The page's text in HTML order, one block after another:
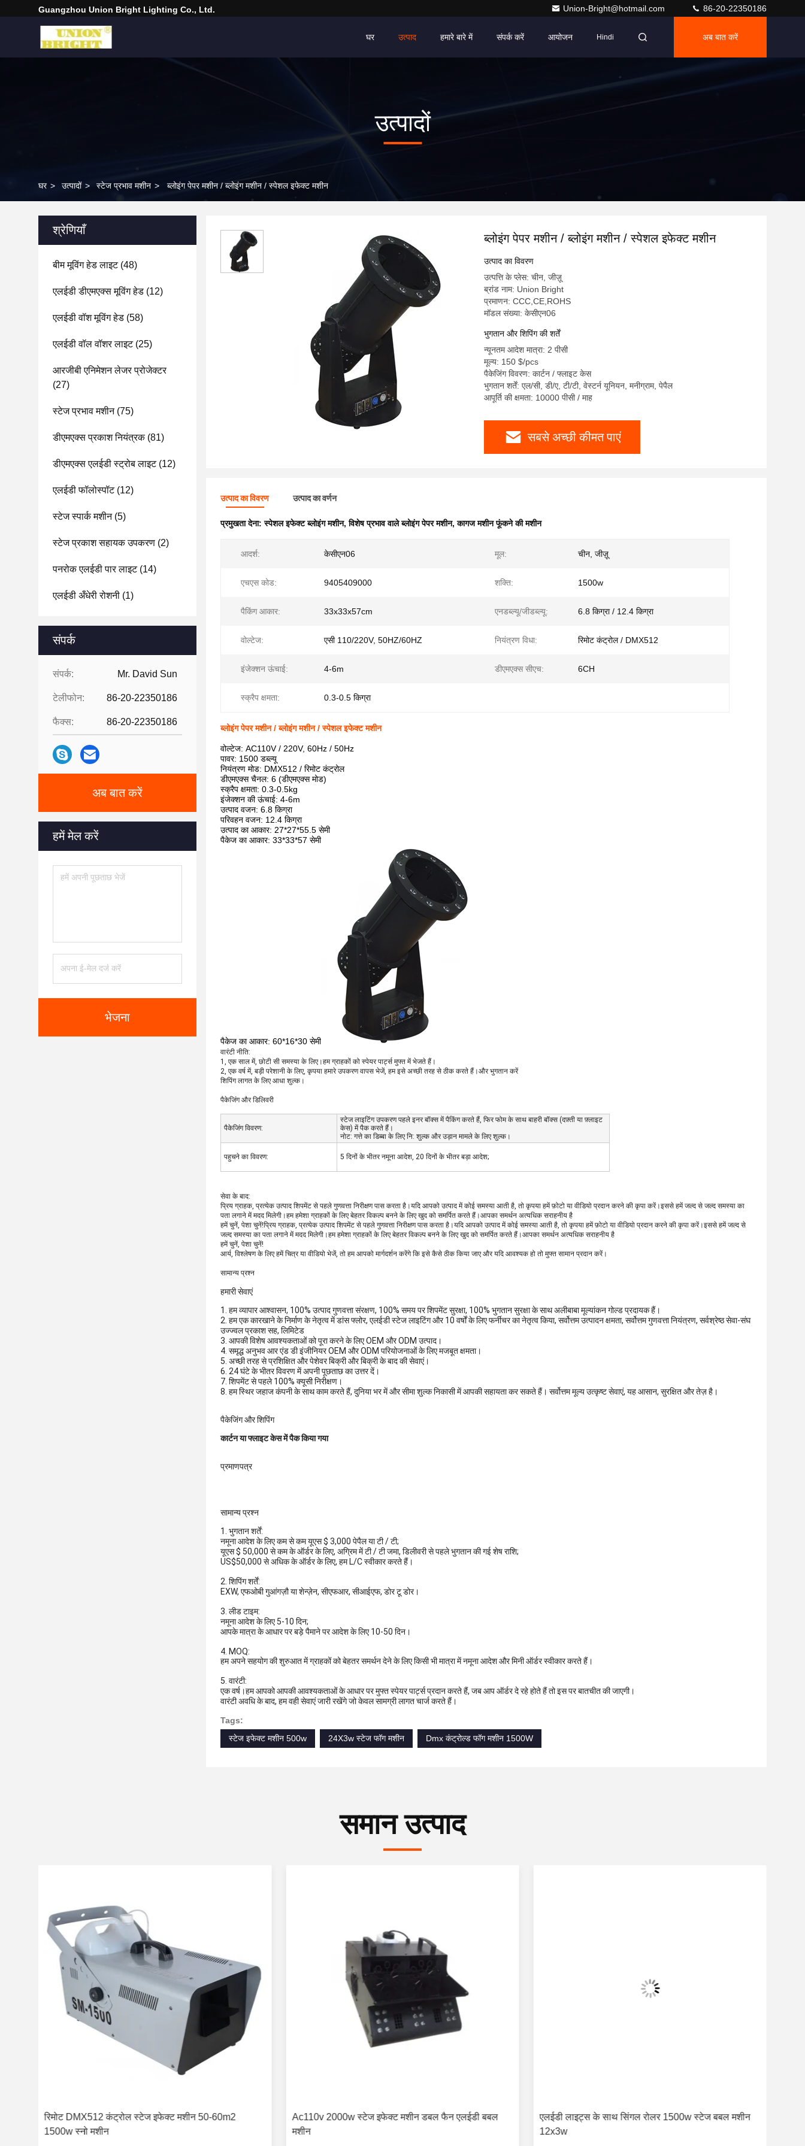
Guangzhou Union Bright Lighting Co., Ltd. Union-Bright@hotmail.com 86-20-22350186
घर उत्पाद हमारे बारे में संपर्क करें आयोजन Hindi अब बात करें
उत्पादों
घर > उत्पादों > स्टेज प्रभाव मशीन > ब्लोइंग पेपर मशीन / ब्लोइंग मशीन / स्पेशल इफेक्ट मशीन
श्रेणियाँ
बीम मूविंग हेड लाइट(48)
एलईडी डीएमएक्स मूविंग हेड (12)
एलईडी वॉश मूविंग हेड (58)
एलईडी वॉल वॉशर लाइट(25)
आरजीबी एनिमेशन लेजर प्रोजेक्टर
(27)
स्टेज प्रभाव मशीन(75)
डीएमएक्स प्रकाश नियंत्रक(81)
डीएमएक्स एलईडी स्ट्रोब लाइट(12)
एलईडी फॉलोस्पॉट(12)
स्टेज स्पार्क मशीन(5)
स्टेज प्रकाश सहायक उपकरण (2)
पनरोक एलईडी पार लाइट(14)
एलईडी अँधेरी रोशनी (1)
संपर्क
संपर्क: Mr. David Sun
टेलीफोन: 86-20-22350186
फैक्स: 86-20-22350186
अब बात करें
हमें मेल करें
भेजना
ब्लोइंग पेपर मशीन / ब्लोइंग मशीन / स्पेशल इफेक्ट मशीन
उत्पाद का विवरण
उत्पत्ति के प्लेस: चीन, जीज़ू
ब्रांड नाम: Union Bright
प्रमाणन: CCC,CE,ROHS
मॉडल संख्या: केसीएन06
भुगतान और शिपिंग की शर्तें
न्यूनतम आदेश मात्रा: 2 पीसी
मूल्य: 150 $/pcs
पैकेजिंग विवरण: कार्टन / फ्लाइट केस
भुगतान शर्तें: एल/सी, डी/ए, टी/टी, वेस्टर्न यूनियन, मनीग्राम, पेपैल
आपूर्ति की क्षमता: 10000 पीसी / माह
सबसे अच्छी कीमत पाएं
उत्पाद का विवरण उत्पाद का वर्णन
प्रमुखता देना:स्पेशल इफेक्ट ब्लोइंग मशीन,विशेष प्रभाव वाले ब्लोइंग पेपर मशीन,कागज मशीन फूंकने की मशीन
आदर्श: केसीएन06 मूल: चीन, जीज़ू
एचएस कोड: 9405409000 शक्ति: 1500w
पैकिंग आकार: 33x33x57cm एनडब्ल्यू/जीडब्ल्यू: 6.8 किग्रा / 12.4 किग्रा
वोल्टेज: एसी 110/220V, 50HZ/60HZ नियंत्रण विधा: रिमोट कंट्रोल / DMX512
इंजेक्शन ऊंचाई: 4-6m डीएमएक्स सीएच: 6CH
स्क्रैप क्षमता: 0.3-0.5 किग्रा
ब्लोइंग पेपर मशीन / ब्लोइंग मशीन / स्पेशल इफेक्ट मशीन
वोल्टेज: AC110V / 220V, 60Hz / 50Hz
पावर: 1500 डब्ल्यू
नियंत्रण मोड: DMX512 / रिमोट कंट्रोल
डीएमएक्स चैनल: 6 (डीएमएक्स मोड)
स्क्रैप क्षमता: 0.3-0.5kg
इंजेक्शन की ऊंचाई: 4-6m
उत्पाद वजन: 6.8 किग्रा
परिवहन वजन: 12.4 किग्रा
उत्पाद का आकार: 27*27*55.5 सेमी
पैकेज का आकार: 33*33*57 सेमी
पैकेज का आकार: 60*16*30 सेमी
वारंटी नीति:
1, एक साल में, छोटी सी समस्या के लिए।हम ग्राहकों को स्पेयर पार्ट्स मुफ्त में भेजते हैं।
2, एक वर्ष में, बड़ी परेशानी के लिए, कृपया हमारे उपकरण वापस भेजें, हम इसे अच्छी तरह से ठीक करते हैं।और भुगतान करें
शिपिंग लागत के लिए आधा शुल्क।
पैकेजिंग और डिलिवरी
पैकेजिंग विवरण:
स्टेज लाइटिंग उपकरण पहले इनर बॉक्स में पैकिंग करते हैं, फिर फोम के साथ बाहरी बॉक्स (दफ़्ती या फ़्लाइट
केस) में पैक करते हैं।
नोट: गत्ते का डिब्बा के लिए नि: शुल्क और उड़ान मामले के लिए शुल्क।
पहुचने का विवरण: 5 दिनों के भीतर नमूना आदेश, 20 दिनों के भीतर बड़ा आदेश;
सेवा के बाद:
प्रिय ग्राहक, प्रत्येक उत्पाद शिपमेंट से पहले गुणवत्ता निरीक्षण पास करता है।यदि आपको उत्पाद में कोई समस्या आती है, तो कृपया हमें फ़ोटो या वीडियो प्रदान करने की कृपा करें।इससे हमें जल्द से जल्द समस्या का
पता लगाने में मदद मिलेगी।हम हमेशा ग्राहकों के लिए बेहतर विकल्प बनने के लिए खुद को समर्पित करते हैं।आपका समर्थन अत्यधिक सराहनीय है
हमें चुनें, पेशा चुनें!प्रिय ग्राहक, प्रत्येक उत्पाद शिपमेंट से पहले गुणवत्ता निरीक्षण पास करता है।यदि आपको उत्पाद में कोई समस्या आती है, तो कृपया हमें फ़ोटो या वीडियो प्रदान करने की कृपा करें।इससे हमें जल्द से
जल्द समस्या का पता लगाने में मदद मिलेगी।हम हमेशा ग्राहकों के लिए बेहतर विकल्प बनने के लिए खुद को समर्पित करते हैं।आपका समर्थन अत्यधिक सराहनीय है
हमें चुनें, पेशा चुनें!
आर्य, विश्लेषण के लिए हमें चित्र या वीडियो भेजें, तो हम आपको मार्गदर्शन करेंगे कि इसे कैसे ठीक किया जाए और यदि आवश्यक हो तो मुफ्त सामान प्रदान करें।
सामान्य प्रश्न
हमारी सेवाएं
1. हम व्यापार आश्वासन, 100% उत्पाद गुणवत्ता संरक्षण, 100% समय पर शिपमेंट सुरक्षा, 100% भुगतान सुरक्षा के साथ अलीबाबा मूल्यांकन गोल्ड प्रदायक हैं।
2. हम एक कारखाने के निर्माण के नेतृत्व में डांस फ्लोर, एलईडी स्टेज लाइटिंग और 10 वर्षों के लिए फर्नीचर का नेतृत्व किया, सर्वोत्तम उत्पादन क्षमता, सर्वोत्तम गुणवत्ता नियंत्रण, सर्वश्रेष्ठ सेवा-संघ
उज्ज्वल प्रकाश सह, लिमिटेड
3. आपकी विशेष आवश्यकताओं को पूरा करने के लिए OEM और ODM उत्पाद।
4. समृद्ध अनुभव आर एंड डी इंजीनियर OEM और ODM परियोजनाओं के लिए मजबूत क्षमता।
5. अच्छी तरह से प्रशिक्षित और पेशेवर बिक्री और बिक्री के बाद की सेवाएं।
6. 24 घंटे के भीतर विवरण में अपनी पूछताछ का उत्तर दें।
7. शिपमेंट से पहले 100% क्यूसी निरीक्षण।
8. हम स्थिर जहाज कंपनी के साथ काम करते हैं, दुनिया भर में और सीमा शुल्क निकासी में आपकी सहायता कर सकते हैं। सर्वोत्तम मूल्य उत्कृष्ट सेवाएं, यह आसान, सुरक्षित और तेज़ है।
पैकेजिंग और शिपिंग
कार्टन या फ्लाइट केस में पैक किया गया
प्रमाणपत्र
सामान्य प्रश्न
1. भुगतान शर्तें:
नमूना आदेश के लिए कम से कम यूएस $ 3,000 पेपैल या टी / टी;
यूएस $ 50,000 से कम के ऑर्डर के लिए, अग्रिम में टी / टी जमा, डिलीवरी से पहले भुगतान की गई शेष राशि;
US$50,000 से अधिक के ऑर्डर के लिए, हम L/C स्वीकार करते हैं।
2. शिपिंग शर्तें:
EXW, एफओबी गुआंगज़ौ या शेन्ज़ेन, सीएफआर, सीआईएफ, डोर टू डोर।
3. लीड टाइम:
नमूना आदेश के लिए 5-10 दिन;
आपके मात्रा के आधार पर बड़े पैमाने पर आदेश के लिए 10-50 दिन।
4. MOQ:
हम अपने सहयोग की शुरुआत में ग्राहकों को बेहतर समर्थन देने के लिए किसी भी मात्रा में नमूना आदेश और मिनी ऑर्डर स्वीकार करते हैं।
5. वारंटी:
एक वर्ष।हम आपको आपकी आवश्यकताओं के आधार पर मुफ्त स्पेयर पार्ट्स प्रदान करते हैं, जब आप ऑर्डर दे रहे होते हैं तो इस पर बातचीत की जाएगी।
वारंटी अवधि के बाद, हम वही सेवाएं जारी रखेंगे जो केवल सामग्री लागत चार्ज करते हैं।
Tags:
स्टेज इफेक्ट मशीन 500w
24X3w स्टेज फॉग मशीन Dmx कंट्रोल्ड फॉग मशीन 1500W
समान उत्पाद
रिमोट DMX512 कंट्रोल स्टेज इफेक्ट मशीन 50-60m2
1500w स्नो मशीन
Ac110v 2000w स्टेज इफेक्ट मशीन डबल फैन एलईडी बबल
मशीन
एलईडी लाइट्स के साथ सिंगल रोलर 1500w स्टेज बबल मशीन
12x3w